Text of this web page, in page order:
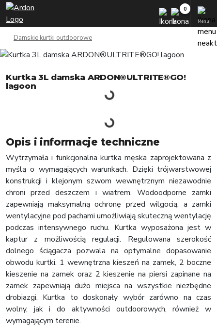
Menu
Damskie kurtki outdoorowe
Kurtka 3L damska ARDON®ULTRITE®GO!
lagoon
Opis i informacje techniczne
Wytrzymała i funkcjonalna kurtka męska zaprojektowana z
myślą o wymagających warunkach. Dzięki trójwarstwowej
konstrukcji i klejonym szwom wewnętrznym niezawodnie
chroni przed deszczem i wiatrem. Wodoodporne zamki
zapewniają maksymalną ochronę przed wilgocią, a zamki
wentylacyjne pod pachami umożliwiają skuteczną wentylację
podczas intensywnego ruchu. Kurtka wyposażona jest w
kaptur z możliwością regulacji. Regulowana szerokość
dolnego ściągacza pozwala na optymalne dopasowanie
obwodu kurtki. 1 wewnętrzna kieszeń na zamek, 2 boczne
kieszenie na zamek oraz 2 kieszenie na piersi zapinane na
zamek zapewniają dużo miejsca na wszystkie niezbędne
drobiazgi. Kurtka to doskonały wybór zarówno na czas
wolny, jak i do aktywności outdoorowych, również w
wymagającym terenie.